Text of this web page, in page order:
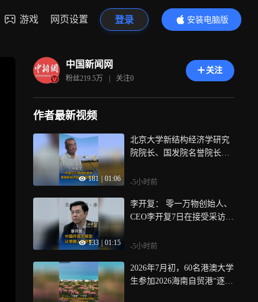
游戏 网页设置 登录
安装电脑版
内容更精彩
中国新闻网
粉丝219.5万 | 关注0
关注
作者最新视频
181 01:06
北京大学新结构经济学研究
院院长、国发院名誉院长林
的竞争时表示，真正重要的
产、社会的各种活动当中，
他认为，如果其他发展中国
用于各自的生产、社会当
家在收入、生活、福利等方
面与发达国家之间的差距
-5小时前
133 01:15
李开复： 零一万物创始人、
CEO李开复7日在接受采访时
美国人很担忧的事是，闭源
一点，但价格差距很大，闭
源模型希望延续它的商业模
-5小时前
2026年7月初，60名港澳大学
生参加2026海南自贸港“逐浪